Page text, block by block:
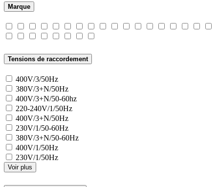
Marque
Tensions de raccordement
400V/3/50Hz
380V/3+N/50Hz
400V/3+N/50-60hz
220-240V/1/50Hz
400V/3+N/50Hz
230V/1/50-60Hz
380V/3+N/50-60Hz
400V/1/50Hz
230V/1/50Hz
Voir plus